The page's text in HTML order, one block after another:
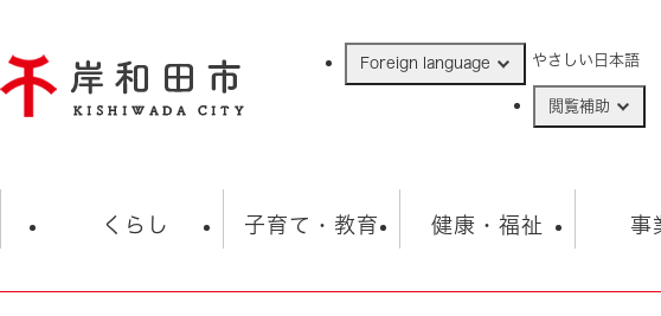
ジ
の
Foreign language やさしい日本語
閲覧補助
くらし 子育て・教育 健康・福祉 事